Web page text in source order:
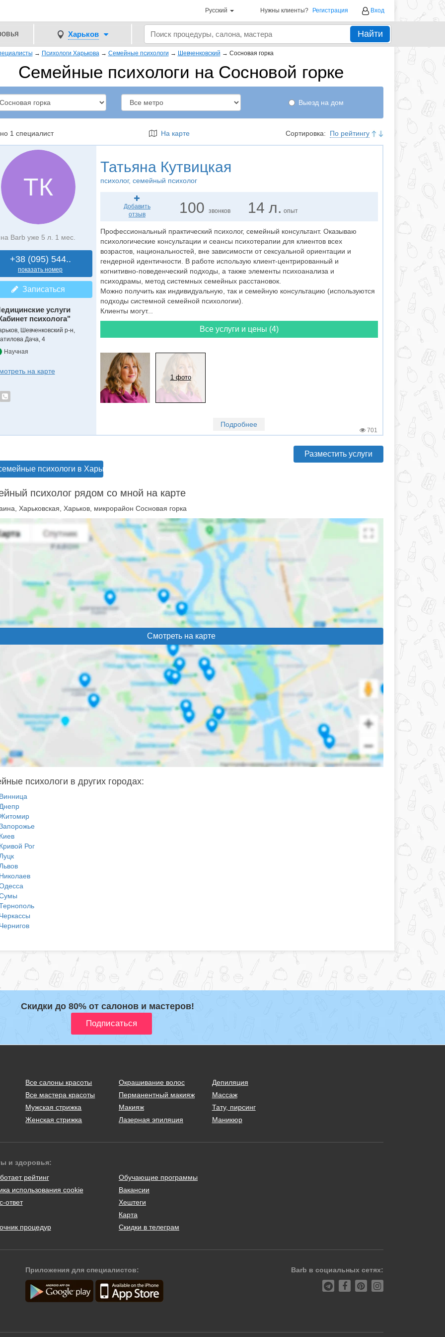
Русский Нужны клиенты? Регистрация Вход
Харьков Найти
→ Психологи Харькова → Семейные психологи → Шевченковский → Сосновая горка
Семейные психологи на Сосновой горке
Выезд на дом
1 специалист На карте Сортировка: По рейтингу
ТК
на Barb уже 5 л. 1 мес.
+38 (095) 544..
показать номер
Записаться
услуги
психолога"
Шевченковский р-н,
Дача, 4
Научная
на карте
Татьяна Кутвицкая
психолог, семейный психолог
Добавить
отзыв
100звонков 14 л. опыт
Профессиональный практический психолог, семейный консультант. Оказываю
психологические консультации и сеансы психотерапии для клиентов всех
возрастов, национальностей, вне зависимости от сексуальной ориентации и
гендерной идентичности. В работе использую клиент-центрированный и
когнитивно-поведенческий подходы, а также элементы психоанализа и
психодрамы, метод системных семейных расстановок.
Можно получить как индивидуальную, так и семейную консультацию (используются
подходы системной семейной психологии).
Клиенты могут...
Все услуги и цены (4)
1 фото
Подробнее
701
психологи в Харькове
Разместить услуги
психолог рядом со мной на карте
Харьковская, Харьков, микрорайон Сосновая горка
Смотреть на карте
психологи в других городах:
Рог
Скидки до 80% от салонов и мастеров!
Все салоны красоты
Все мастера красоты
Мужская стрижка
Женская стрижка
Окрашивание волос
Перманентный макияж
Макияж
Лазерная эпиляция
Депиляция
Массаж
Тату, пирсинг
Маникюр
и здоровья:
рейтинг
использования cookie
ответ
процедур
Обучающие программы
Вакансии
Хештеги
Карта
Скидки в телеграм
Приложения для специалистов: Barb в социальных сетях: